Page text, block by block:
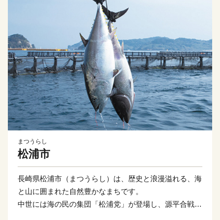
まつうらし
松浦市
長崎県松浦市（まつうらし）は、歴史と浪漫溢れる、海
と山に囲まれた自然豊かなまちです。
中世には海の民の集団「松浦党」が登場し、源平合戦や